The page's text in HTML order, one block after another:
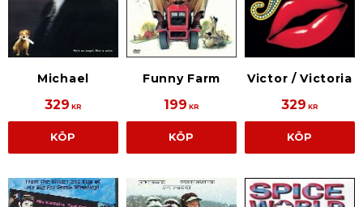
Michael
329 KR
KÖP
Funny Farm
199 KR
KÖP
Victor / Victoria
329 KR
KÖP